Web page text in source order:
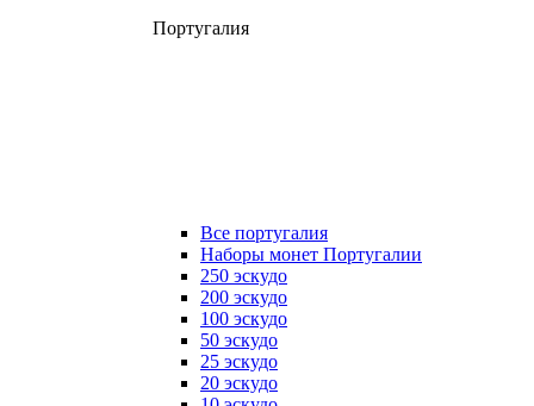
Португалия
Все португалия
Наборы монет Португалии
250 эскудо
200 эскудо
100 эскудо
50 эскудо
25 эскудо
20 эскудо